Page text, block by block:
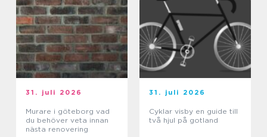
31. juli 2026
Murare i göteborg vad
du behöver veta innan
nästa renovering
31. juli 2026
Cyklar visby en guide till
två hjul på gotland